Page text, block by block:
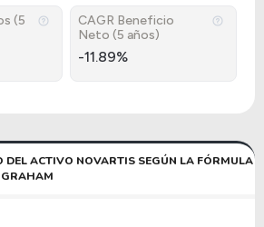
(5
CAGR Beneficio
Neto (5 años)
-11.89%
DEL ACTIVO NOVARTIS SEGÚN LA FÓRMULA
GRAHAM